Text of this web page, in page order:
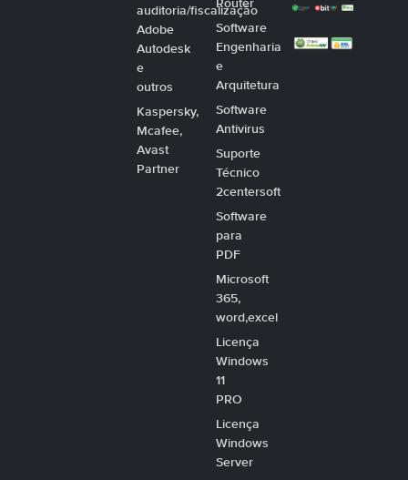
auditoria/fiscalização
Adobe
Autodesk
e
outros
Kaspersky,
Mcafee,
Avast
Partner
Router
Software
Engenharia
e
Arquitetura
Software
Antivirus
Suporte
Técnico
2centersoft
Software
para
PDF
Microsoft
365,
word,excel
Licença
Windows
11
PRO
Licença
Windows
Server